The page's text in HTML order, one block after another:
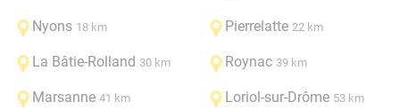
Nyons 18 km Pierrelatte 22 km
La Bâtie-Rolland 30 km Roynac 39 km
Marsanne 41 km Loriol-sur-Drôme 53 km